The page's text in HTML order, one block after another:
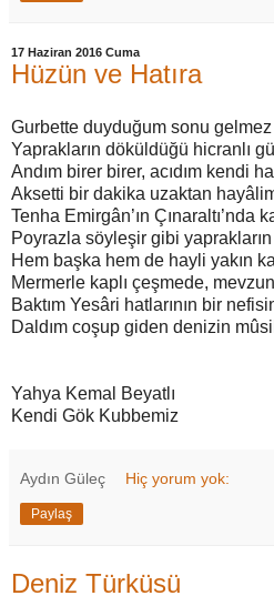
17 Haziran 2016 Cuma
Hüzün ve Hatıra
Gurbette duyduğum sonu
Yaprakların döküldüğü hicranlı
Andım birer birer, acıdım kendi
Aksetti bir dakika uzaktan
Tenha Emirgân’ın Çınaraltı’nda
Poyrazla söyleşir gibi
Hem başka hem de hayli yakın
Mermerle kaplı çeşmede,
Baktım Yesâri hatlarının bir
Daldım coşup giden denizin
Yahya Kemal Beyatlı
Kendi Gök Kubbemiz
Aydın Güleç Hiç yorum yok:
Paylaş
Deniz Türküsü